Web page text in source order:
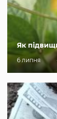
Як
6 липня